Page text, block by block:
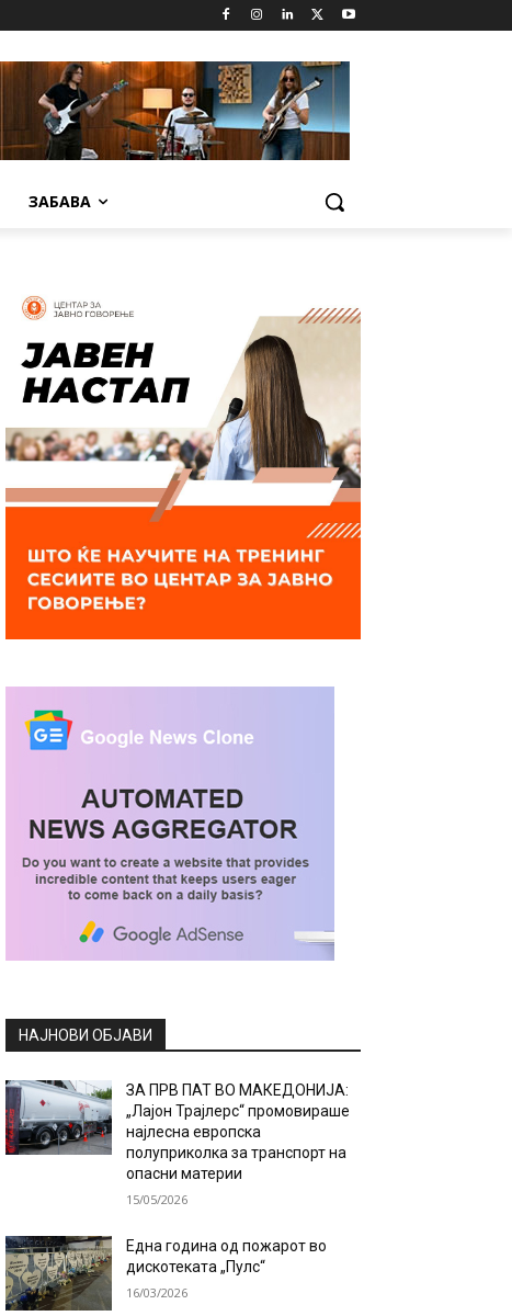
ЗАБАВА
НАЈНОВИ ОБЈАВИ
ЗА ПРВ ПАТ ВО МАКЕДОНИЈА:
„Лајон Трајлерс“ промовираше
најлесна европска
полуприколка за транспорт на
опасни материи
15/05/2026
Една година од пожарот во
дискотеката „Пулс“
16/03/2026